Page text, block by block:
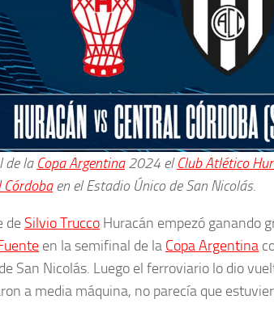
de la Copa Argentina2024 elClub Atlético
en el Estadio Único de San Nicolás.
de Silvio Trucco Huracán empezó ganando
en la semifinal de la Copa Argentina
San Nicolás. Luego el ferroviario lo dio
a media máquina, no parecía que